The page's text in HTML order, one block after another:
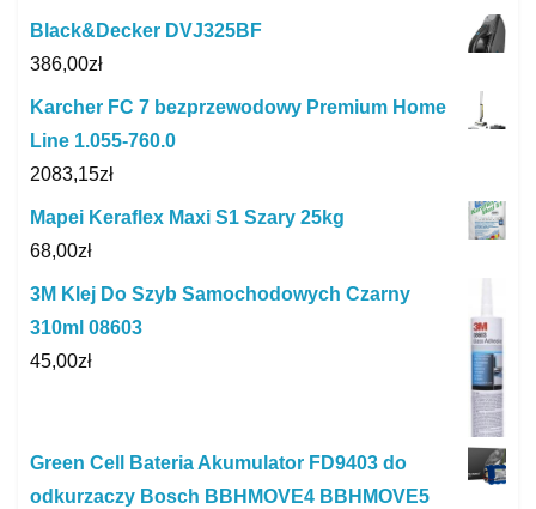
Black&Decker DVJ325BF
386,00zł
Karcher FC 7 bezprzewodowy Premium Home
Line 1.055-760.0
2083,15zł
Mapei Keraflex Maxi S1 Szary 25kg
68,00zł
3M Klej Do Szyb Samochodowych Czarny
310ml 08603
45,00zł
Green Cell Bateria Akumulator FD9403 do
odkurzaczy Bosch BBHMOVE4 BBHMOVE5